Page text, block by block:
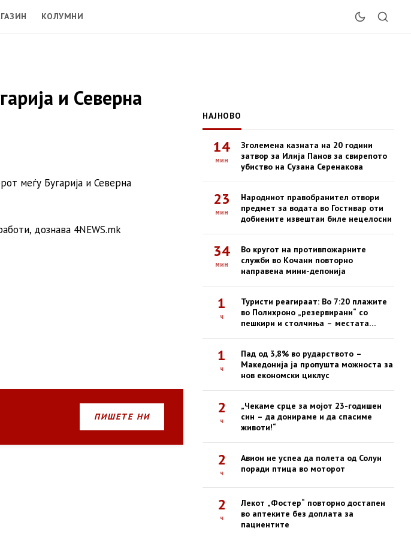
КОЛУМНИ
и Северна
меѓу Бугарија и Северна
дознава 4NEWS.mk
ПИШЕТЕ НИ
НАЈНОВО
14
мин
Зголемена казната на 20 години
затвор за Илија Панов за свирепото
убиство на Сузана Серенакова
23
мин
Народниот правобранител отвори
предмет за водата во Гостивар оти
добиените извештаи биле нецелосни
34
мин
Во кругот на противпожарните
служби во Кочани повторно
направена мини-депонија
1
ч
Туристи реагираат: Во 7:20 плажите
во Полихроно „резервирани“ со
пешкири и столчиња – местата
1
ч
Пад од 3,8% во рударството –
Македонија ја пропушта можноста за
нов економски циклус
2
ч
„Чекаме срце за мојот 23-годишен
син – да донираме и да спасиме
животи!“
2
ч
Авион не успеа да полета од Солун
поради птица во моторот
2
ч
Лекот „Фостер“ повторно достапен
во аптеките без доплата за
пациентите